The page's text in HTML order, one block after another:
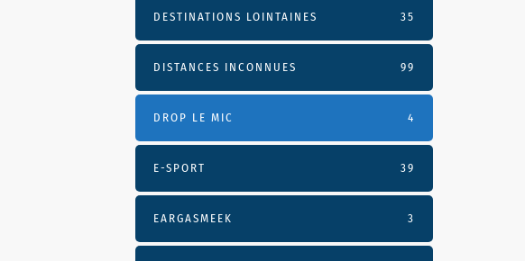
DESTINATIONS LOINTAINES 35
DISTANCES INCONNUES 99
DROP LE MIC 4
E-SPORT 39
EARGASMEEK 3